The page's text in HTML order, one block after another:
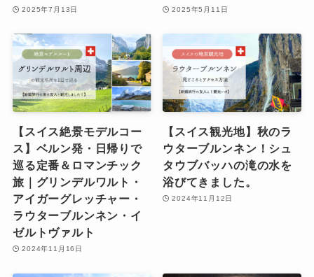
2025年7月13日 2025年5月11日
【スイス絶景モデルコー
ス】ベルン発・日帰りで
巡る定番＆ロマンチック
旅｜グリンデルワルト・
アイガーグレッチャー・
ラウターブルンネン・イ
ゼルトヴァルト
2024年11月16日
【スイス観光地】秋のラ
ウターブルンネン！シュ
タウブバッハの滝の水を
浴びてきました。
2024年11月12日